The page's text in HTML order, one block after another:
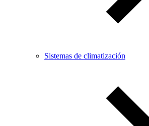
Sistemas de climatización